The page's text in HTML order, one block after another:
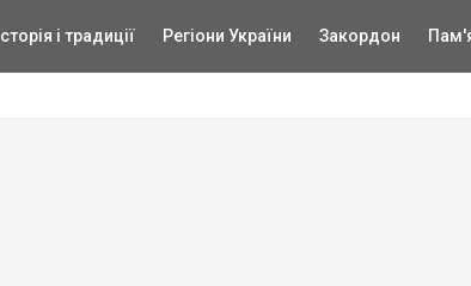
Історія і традиції Регіони України Закордон